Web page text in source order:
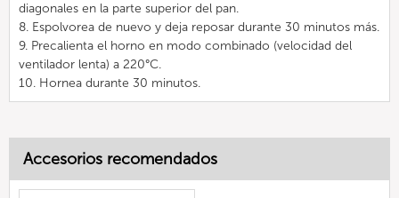
diagonales en la parte superior del pan.
8. Espolvorea de nuevo y deja reposar durante 30 minutos más.
9. Precalienta el horno en modo combinado (velocidad del
ventilador lenta) a 220°C.
10. Hornea durante 30 minutos.
Accesorios recomendados